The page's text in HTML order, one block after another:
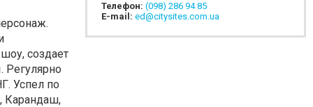
создает
Регулярно
Успел по
Карандаш,
Телефон: (098) 286 94 85
E-mail: ed@citysites.com.ua